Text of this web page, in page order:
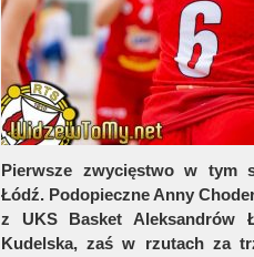
Pierwsze zwycięstwo w tym
Łódź. Podopieczne Anny
z UKS Basket Aleksandrów
Kudelska, zaś w rzutach za